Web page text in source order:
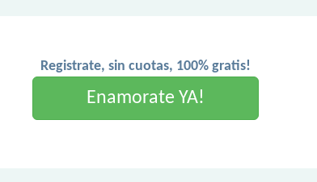
Registrate, sin cuotas, 100% gratis!
Enamorate YA!